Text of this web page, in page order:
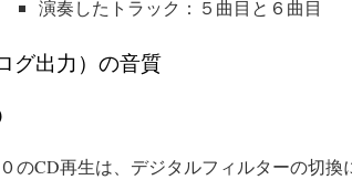
演奏したトラック：５曲目と６曲目
グ出力）の音質
のCD再生は、デジタルフィルターの切